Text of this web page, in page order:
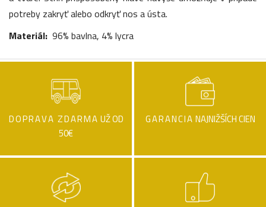
potreby zakryť alebo odkryť nos a ústa.
Materiál: 96% bavlna, 4% lycra
DOPRAVA ZDARMA UŽ OD
50€
GARANCIA NAJNIŽŠÍCH CIEN